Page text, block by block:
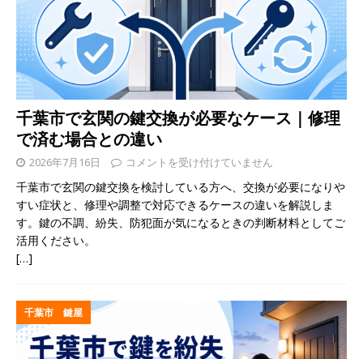
千葉市で玄関の鍵交換が必要なケース｜修理
で済む場合との違い
2026年7月16日 コメントを受け付けていません
千葉市で玄関の鍵交換を検討している方へ、交換が必要になりや
すい症状と、修理や調整で対応できるケースの違いを解説しま
す。鍵の不調、紛失、防犯面が気になるときの判断材料としてご
活用ください。
[…]
千葉市 鍵屋